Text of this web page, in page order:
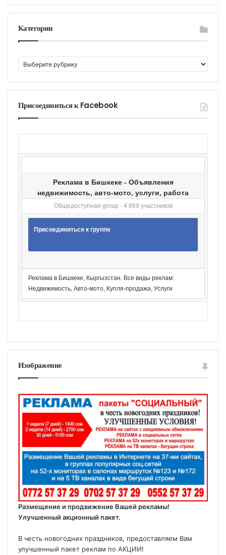
Категории
а
т
г
и
Присоединиться к Facebook
Реклама в Бишкеке - Объявления
недвижимость, авто-мото, услуги, работа
Общедоступная group · 4 869 участников
Присоединиться к группе
Реклама в Бишкеке, Кыргызстан. Все виды реклам:
Недвижимость, Авто-мото, Купля-продажа, Услуги
Изображение
Размещение и продвижение Вашей рекламы!
Улучшенный акционный пакет.
В честь новогодних праздников, предоставляем Вам
улучшенный пакет реклам по АКЦИИ!